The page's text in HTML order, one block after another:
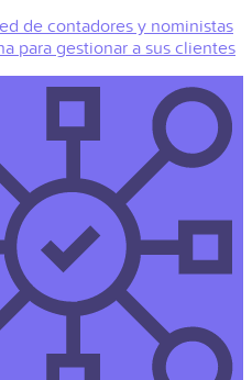
de contadores y noministas
para gestionar a sus clientes